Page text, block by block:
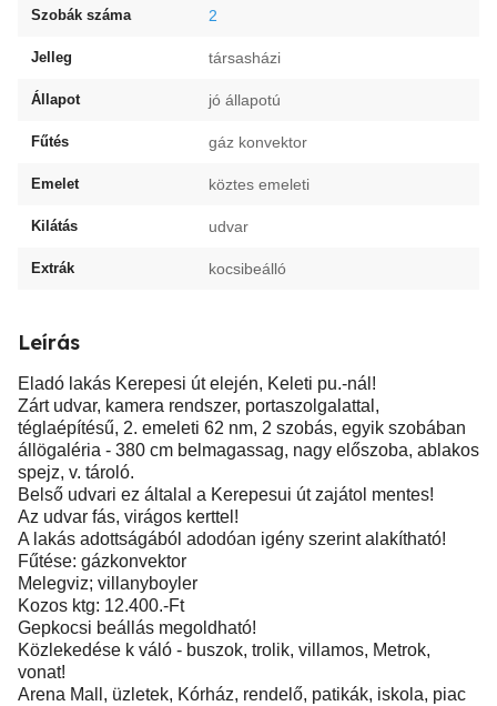
Szobák száma 2
Jelleg társasházi
Állapot jó állapotú
Fűtés gáz konvektor
Emelet köztes emeleti
Kilátás udvar
Extrák kocsibeálló
Leírás
Eladó lakás Kerepesi út elején, Keleti pu.-nál!
Zárt udvar, kamera rendszer, portaszolgalattal,
téglaépítésű, 2. emeleti 62 nm, 2 szobás, egyik szobában
állögaléria - 380 cm belmagassag, nagy előszoba, ablakos
spejz, v. tároló.
Belső udvari ez általal a Kerepesui út zajátol mentes!
Az udvar fás, virágos kerttel!
A lakás adottságából adodóan igény szerint alakítható!
Fűtése: gázkonvektor
Melegviz; villanyboyler
Kozos ktg: 12.400.-Ft
Gepkocsi beállás megoldható!
Közlekedése k váló - buszok, trolik, villamos, Metrok,
vonat!
Arena Mall, üzletek, Kórház, rendelő, patikák, iskola, piac